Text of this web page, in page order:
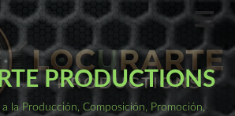
PRODUCTIONS
a la Producción, Composición, Promoción,